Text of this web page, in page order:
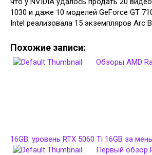
1030 и даже 10 моделей GeForce GT
Intel реализовала 15 экземпляров Arc
Похожие записи:
Обзоры AMD
16GB: уровень RTX 5060 Ti 16GB за
Первый обзор